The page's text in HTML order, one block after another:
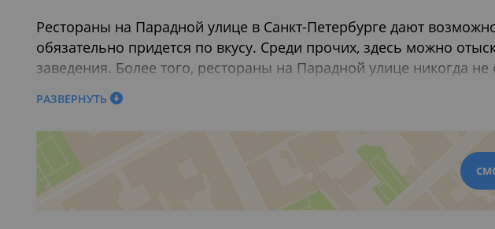
Рестораны на Парадной улице в Санкт-Петербурге дают
обязательно придется по вкусу. Среди прочих, здесь можно
заведения. Более того, рестораны на Парадной улице никогда
обновления и саморазвития. Детские зоны, кальянные комнаты,
новинку. Выбор за вами!
Также вас могут заинтересовать:
Завтраки в ресторанах Москвы
Петербурге
РАЗВЕРНУТЬ